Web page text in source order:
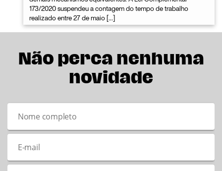
173/2020 suspendeu a contagem do tempo de trabalho
realizado entre 27 de maio […]
Não perca nenhuma
novidade